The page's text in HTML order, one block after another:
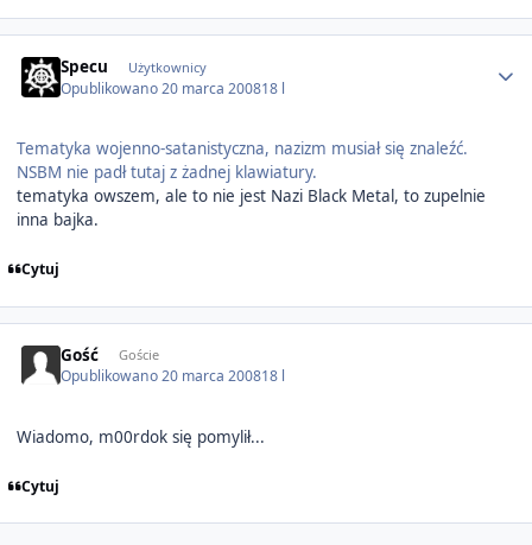
Specu Użytkownicy
Opublikowano20 marca 200818 l
Tematyka wojenno-satanistyczna, nazizm musiał się znaleźć.
NSBM nie padł tutaj z żadnej klawiatury.
tematyka owszem, ale to nie jest Nazi Black Metal, to zupelnie
inna bajka.
Cytuj
Gość Goście
Opublikowano20 marca 200818 l
Wiadomo, m00rdok się pomylił...
Cytuj